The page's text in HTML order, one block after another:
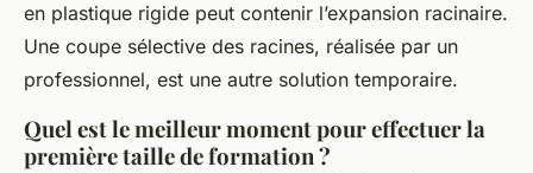
en plastique rigide peut contenir l’expansion racinaire.
Une coupe sélective des racines, réalisée par un
professionnel, est une autre solution temporaire.
Quel est le meilleur moment pour effectuer la
première taille de formation ?